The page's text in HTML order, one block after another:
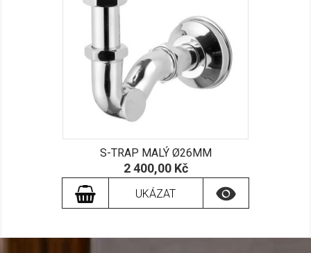
S-TRAP MALÝ Ø26MM
Cena
2 400,00 Kč
UKÁZAT 